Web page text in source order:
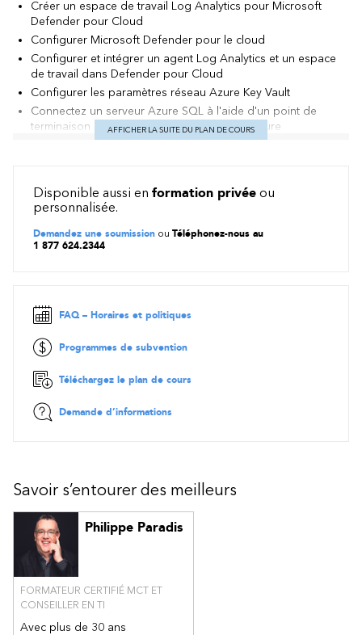
Créer un espace de travail Log Analytics pour Microsoft
Defender pour Cloud
Configurer Microsoft Defender pour le cloud
Configurer et intégrer un agent Log Analytics et un espace
de travail dans Defender pour Cloud
Configurer les paramètres réseau Azure Key Vault
Connectez un serveur Azure SQL à l'aide d'un point de
terminaison privé Azure à l'aide du portail Azure
AFFICHER LA SUITE DU PLAN DE COURS
Disponible aussi en formation privée ou
personnalisée.
Demandez une soumission ou Téléphonez-nous au
1 877 624.2344
FAQ – Horaires et politiques
Programmes de subvention
Téléchargez le plan de cours
Demande d’informations
Savoir s’entourer des meilleurs
Philippe Paradis
FORMATEUR CERTIFIÉ MCT ET
CONSEILLER EN TI
Avec plus de 30 ans